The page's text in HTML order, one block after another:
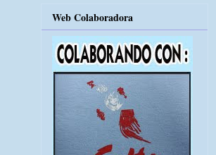
Web Colaboradora